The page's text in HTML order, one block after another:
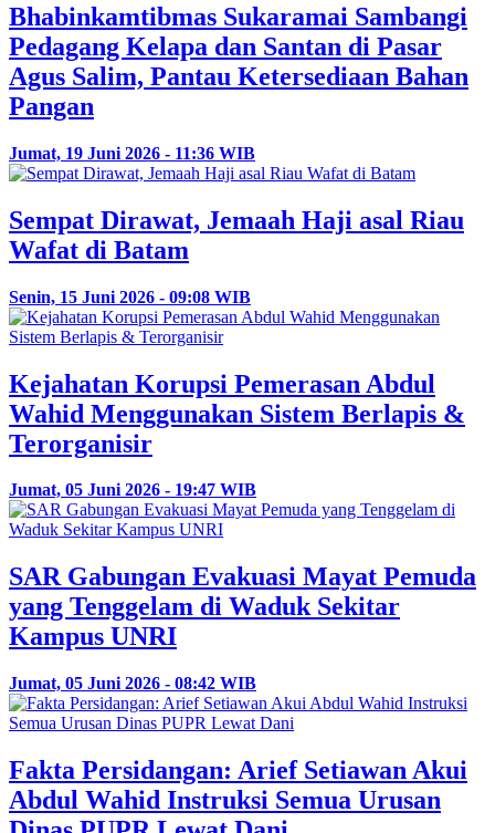
Bhabinkamtibmas Sukaramai Sambangi
Pedagang Kelapa dan Santan di Pasar
Agus Salim, Pantau Ketersediaan Bahan
Pangan
Jumat, 19 Juni 2026 - 11:36 WIB
Sempat Dirawat, Jemaah Haji asal Riau
Wafat di Batam
Senin, 15 Juni 2026 - 09:08 WIB
Kejahatan Korupsi Pemerasan Abdul
Wahid Menggunakan Sistem Berlapis &
Terorganisir
Jumat, 05 Juni 2026 - 19:47 WIB
SAR Gabungan Evakuasi Mayat Pemuda
yang Tenggelam di Waduk Sekitar
Kampus UNRI
Jumat, 05 Juni 2026 - 08:42 WIB
Fakta Persidangan: Arief Setiawan Akui
Abdul Wahid Instruksi Semua Urusan